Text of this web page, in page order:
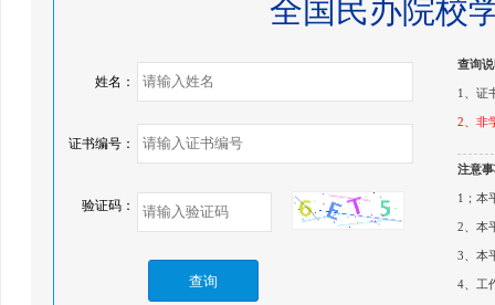
全国民办院校
姓名：
证书编号：
验证码：
查询
查询
1、证
2、非
注意
1；本
2、本
3、本
4、工